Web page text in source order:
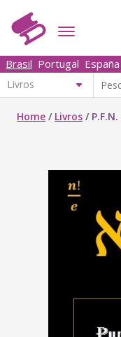
Brasil Portugal España
Home / Livros /